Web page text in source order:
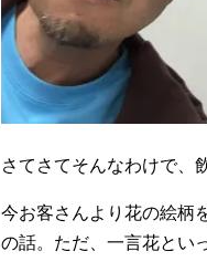
さてさてそんなわけで、
今お客さんより花の絵柄
の話。ただ、一言花とい